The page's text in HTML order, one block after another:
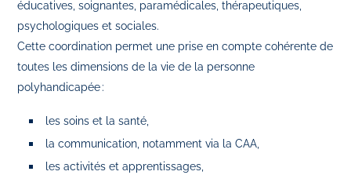
éducatives, soignantes, paramédicales, thérapeutiques,
psychologiques et sociales.
Cette coordination permet une prise en compte cohérente de
toutes les dimensions de la vie de la personne
polyhandicapée :
les soins et la santé,
la communication, notamment via la CAA,
les activités et apprentissages,